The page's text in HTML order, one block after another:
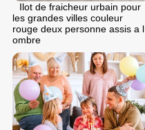
Ilot de fraicheur urbain pour
les grandes villes couleur
rouge deux personne assis a l
ombre